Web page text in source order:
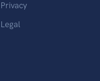
Privacy
Legal